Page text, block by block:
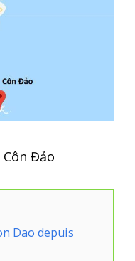
Đảo
Dao depuis